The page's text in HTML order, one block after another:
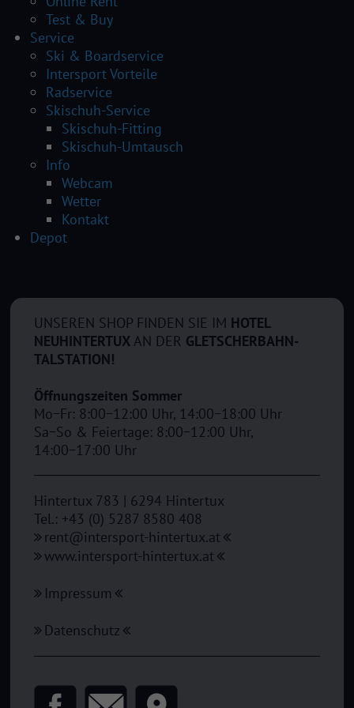
Test & Buy
Service
Ski & Boardservice
Intersport Vorteile
Radservice
Skischuh-Service
Skischuh-Fitting
Skischuh-Umtausch
Info
Webcam
Wetter
Kontakt
Depot
UNSEREN SHOP FINDEN SIE IM HOTEL
NEUHINTERTUXAN DER GLETSCHERBAHN-
TALSTATION!
Öffnungszeiten Sommer
Mo−Fr: 8:00−12:00 Uhr, 14:00−18:00 Uhr
Sa−So & Feiertage: 8:00−12:00 Uhr,
14:00−17:00 Uhr
Hintertux 783 | 6294 Hintertux
Tel.: +43 (0) 5287 8580 408
rent@intersport-hintertux.at
www.intersport-hintertux.at
Impressum
Datenschutz